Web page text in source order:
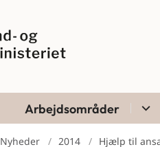
Arbejdsområder
Nyheder 2014 Hjælp til